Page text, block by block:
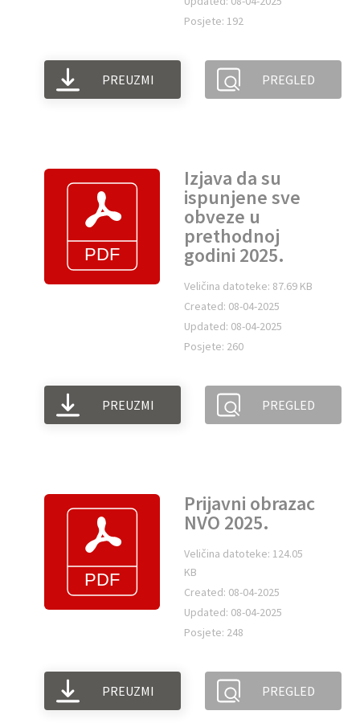
Posjete: 192
PREUZMI PREGLED
Izjava da su
ispunjene sve
obveze u
prethodnoj
godini 2025.
Veličina datoteke: 87.69 KB
Created: 08-04-2025
Updated: 08-04-2025
Posjete: 260
PREUZMI PREGLED
Prijavni obrazac
NVO 2025.
Veličina datoteke: 124.05
KB
Created: 08-04-2025
Updated: 08-04-2025
Posjete: 248
PREUZMI PREGLED